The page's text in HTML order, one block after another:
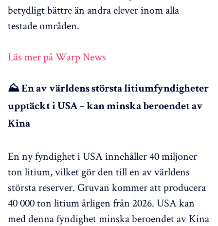
betydligt bättre än andra elever inom alla
testade områden.
Läs mer på Warp News
⛰️ En av världens största litiumfyndigheter
upptäckt i USA – kan minska beroendet av
Kina
En ny fyndighet i USA innehåller 40 miljoner
ton litium, vilket gör den till en av världens
största reserver. Gruvan kommer att producera
40 000 ton litium årligen från 2026. USA kan
med denna fyndighet minska beroendet av Kina